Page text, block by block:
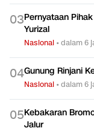
03Pernyataan
Yurizal
Nasional •dalam 6
04Gunung Rinjani
Nasional •dalam 6
05Kebakaran
Jalur